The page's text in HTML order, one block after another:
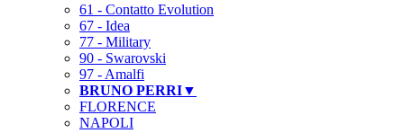
61 - Contatto Evolution
67 - Idea
77 - Military
90 - Swarovski
97 - Amalfi
BRUNO PERRI▼
FLORENCE
NAPOLI